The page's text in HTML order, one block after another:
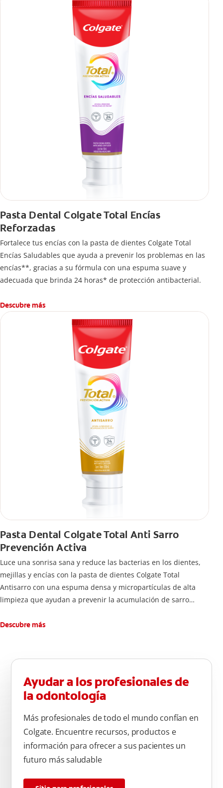
Pasta Dental Colgate Total Encías
Reforzadas
Fortalece tus encías con la pasta de dientes Colgate Total
Encías Saludables que ayuda a prevenir los problemas en las
encías**, gracias a su fórmula con una espuma suave y
adecuada que brinda 24 horas* de protección antibacterial.
Descubre más
Pasta Dental Colgate Total Anti Sarro
Prevención Activa
Luce una sonrisa sana y reduce las bacterias en los dientes,
mejillas y encías con la pasta de dientes Colgate Total
Antisarro con una espuma densa y micropartículas de alta
limpieza que ayudan a prevenir la acumulación de sarro
Descubre más
Ayudar a los profesionales de
la odontología
Más profesionales de todo el mundo confían en
Colgate. Encuentre recursos, productos e
información para ofrecer a sus pacientes un
futuro más saludable